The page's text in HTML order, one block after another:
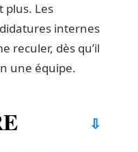
plus. Les
internes
reculer, dès qu’il
une équipe.